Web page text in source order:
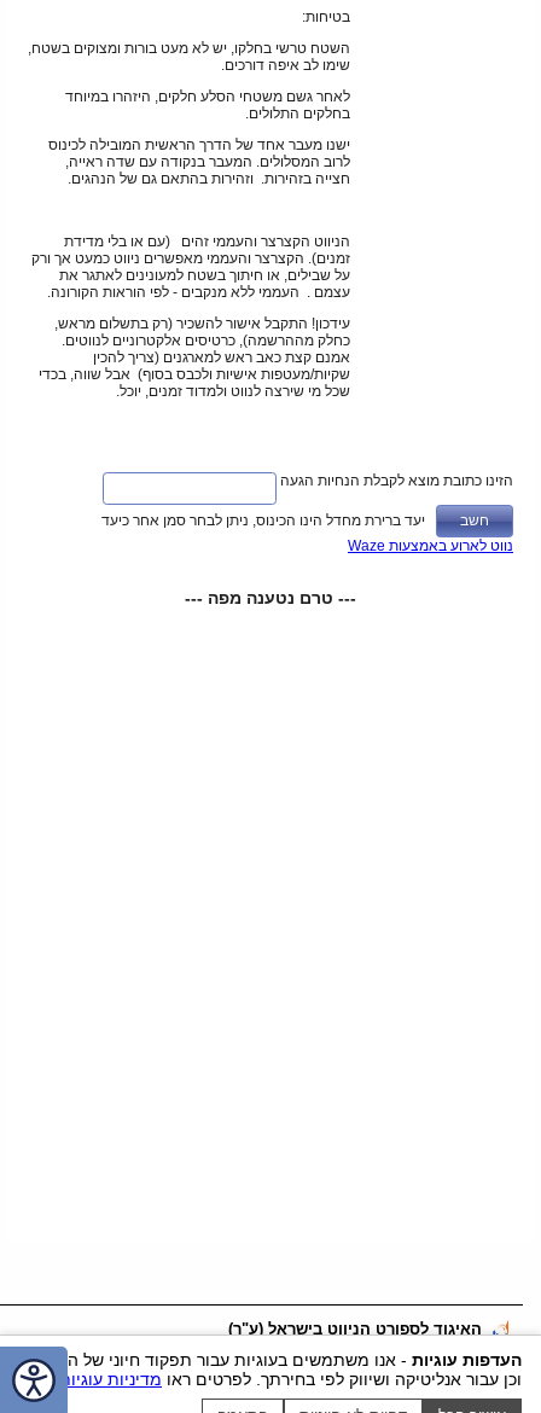
בטיחות:
השטח טרשי בחלקו, יש לא מעט בורות ומצוקים בשטח,
שימו לב איפה דורכים.
לאחר גשם משטחי הסלע חלקים, היזהרו במיוחד
בחלקים התלולים.
ישנו מעבר אחד של הדרך הראשית המובילה לכינוס
לרוב המסלולים. המעבר בנקודה עם שדה ראייה,
חצייה בזהירות. וזהירות בהתאם גם של הנהגים.
הניווט הקצרצר והעממי זהים (עם או בלי מדידת
זמנים). הקצרצר והעממי מאפשרים ניווט כמעט אך ורק
על שבילים, או חיתוך בשטח למעונינים לאתגר את
עצמם . העממי ללא מנקבים - לפי הוראות הקורונה.
עידכון! התקבל אישור להשכיר (רק בתשלום מראש,
כחלק מההרשמה), כרטיסים אלקטרוניים לנווטים.
אמנם קצת כאב ראש למארגנים (צריך להכין
שקיות/מעטפות אישיות ולכבס בסוף) אבל שווה, בכדי
שכל מי שירצה לנווט ולמדוד זמנים, יוכל.
הזינו כתובת מוצא לקבלת הנחיות הגעה
יעד ברירת מחדל הינו הכינוס, ניתן לבחר סמן אחר כיעד
נווט לארוע באמצעות Waze
--- טרם נטענה מפה ---
האיגוד לספורט הניווט בישראל (ע"ר)
055-2456562
ווטסאפ
כתובת:ח.ד. 630, כפר ויתקין , מיקוד4020000
העדפות עוגיות - אנו משתמשים בעוגיות עבור תפקוד חיוני של האתר
וכן עבור אנליטיקה ושיווק לפי בחירתך. לפרטים ראו מדיניות עוגיות .